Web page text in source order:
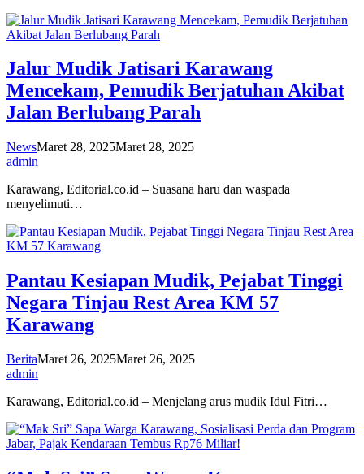
Jalur Mudik Jatisari Karawang
Mencekam, Pemudik Berjatuhan Akibat
Jalan Berlubang Parah
NewsMaret 28, 2025Maret 28, 2025
admin
Karawang, Editorial.co.id – Suasana haru dan waspada
menyelimuti…
Pantau Kesiapan Mudik, Pejabat Tinggi
Negara Tinjau Rest Area KM 57
Karawang
BeritaMaret 26, 2025Maret 26, 2025
admin
Karawang, Editorial.co.id – Menjelang arus mudik Idul Fitri…